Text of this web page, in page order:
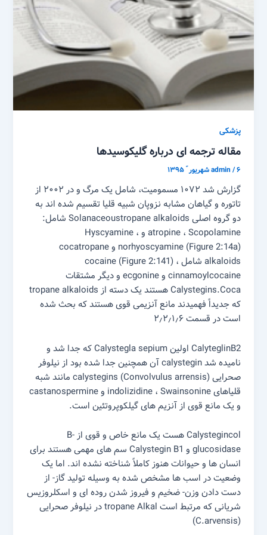
پزشکی
مقاله ترجمه ای درباره گلیکوسیدها
admin/۶ شهریور ّ ۱۳۹۵
گزارش شد ۱۰۷۲ مسمومیت، شامل یک مرگ و در ۲۰۰۲ از
تاتوره و گیاهان مشابه نزوپان شبیه قلیا تقسیم شده اند به
دو گروه اصلی Solanaceoustropane alkaloids شامل:
atropine ، Scopolamine و Hyscyamine ،
norhyoscyamine (Figure 2:14a) و cocatropane
alkaloids شامل cocaine (Figure 2:141) ،
cinnamoylcocaine و ecgonine و دیگر مشتقات
Calystegins.Coca هستند یک دسته از tropane alkaloids
که جدیداً فهمیدند مانع آنزیمی قوی هستند که بحث شده
است در قسمت ۲٫۲٫۱٫۶
CalyteglinB2 اولین Calystegla sepium که جدا شد و
نامیده شد calystegin آن همچنین جدا شده بود از نیلوفر
صحرایی (Convolvulus arrensis) calystegins مانند شبه
قلیاهای indolizidine ، Swainsonine و castanospermine
و یک مانع قوی از آنزیم های گیلکوپروتئین است.
Calystegincol هست یک مانع خاص و قوی از B-
glucosidase و Calystegin B1 سم های مهمی هستند برای
انسان ها و حیوانات هنوز کاملاً شناخته نشده اند. اما یک
وضعیت در اسب ها مشخص شده به وسیله تولید گاز- از
دست دادن وزن- ضخیم و فیروز شدن روده ای و اسکلروزیس
شریانی که مرتبط است tropane Alkal در نیلوفر صحرایی
(C.arvensis)